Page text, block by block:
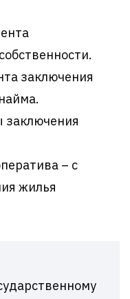
заключения
заключения
– с
жилья